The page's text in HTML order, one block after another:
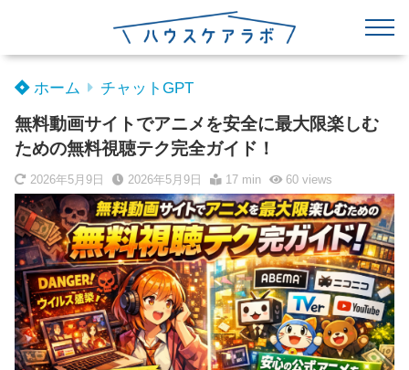
ホーム チャットGPT
無料動画サイトでアニメを安全に最大限楽しむ
ための無料視聴テク完全ガイド！
2026年5月9日 2026年5月9日 17 min 60views